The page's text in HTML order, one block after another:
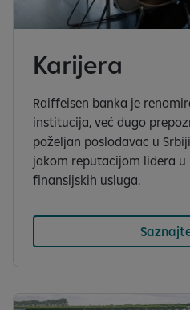
Karijera
Raiffeisen banka je
institucija, već dugo
poželjan poslodavac u
jakom reputacijom lidera
finansijskih usluga.